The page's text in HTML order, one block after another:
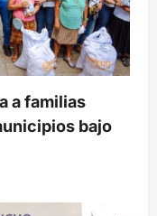
a familias
bajo